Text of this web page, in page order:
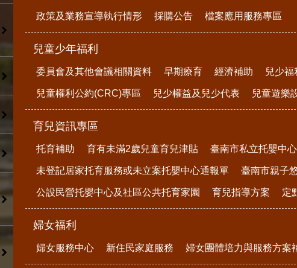
政策及業務宣導執行情形 採購公告 檔案應用服務專區
兒童少年福利
委員會及其他會議相關資料 早期療育 經濟補助 兒少福
兒童權利公約(CRC)專區 兒少權益及兒少代表 兒童遊樂
育兒資訊專區
托育補助 育有未滿2歲兒童育兒津貼 臺南市私立托嬰中心
未登記居家托育服務或未立案托嬰中心通報單 臺南市親子
公設民營托嬰中心及社區公共托育家園 育兒指導方案 定
婦女福利
婦女服務中心 新住民家庭服務 婦女團體培力與服務方案